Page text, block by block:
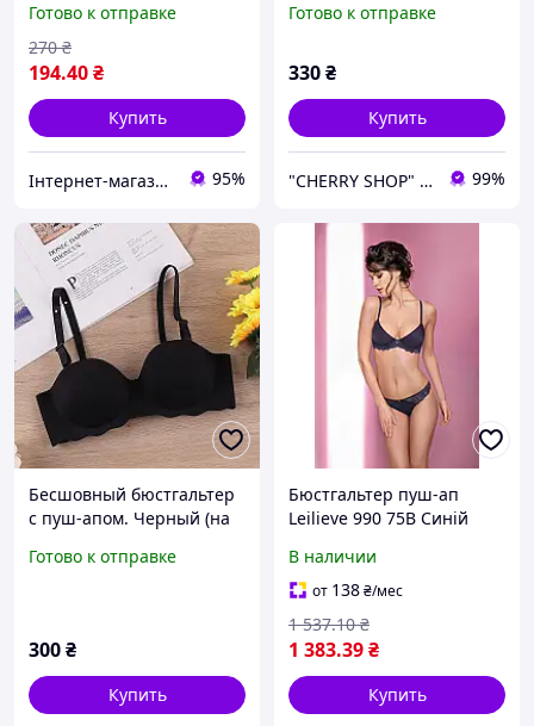
70АВ-75АВ
Готово к отправке
194.40₴
270 ₴
Купить
Інтернет-магазин товарів для дому "The Rechi" 95%
Готово к отправке
330₴
Купить
"CHERRY SHOP" Косметика, женская одежда и аксессуары 99%
Бесшовный бюстгальтер
с пуш-апом. Черный (на
Готово к отправке
300₴
Купить
Бюстгальтер пуш-ап
Leilieve 990 75B Синій
В наличии
от 138₴/мес
1 383.39₴
1 537.10 ₴
Купить